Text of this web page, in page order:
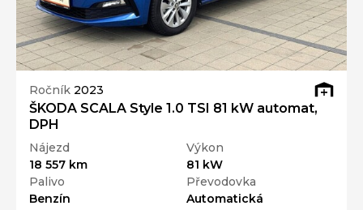
Ročník 2023
ŠKODA SCALA Style 1.0 TSI 81 kW automat,
DPH
Nájezd
18 557 km
Výkon
81 kW
Palivo
Benzín
Převodovka
Automatická